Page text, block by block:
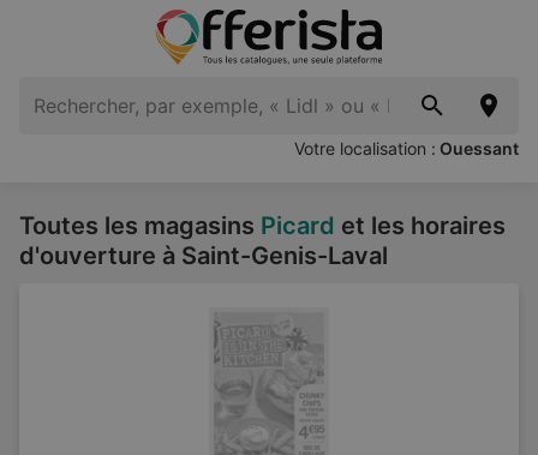
Votre localisation : Ouessant
Toutes les magasins Picard et les horaires
d'ouverture à Saint-Genis-Laval